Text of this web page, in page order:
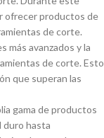
ofrecer productos de
de corte.
más avanzados y la
de corte. Esto
que superan las
gama de productos
duro hasta